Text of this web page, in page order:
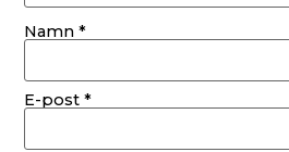
Namn*
E-post*